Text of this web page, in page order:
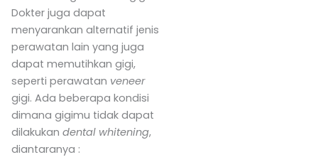
Dokter juga dapat
menyarankan alternatif jenis
perawatan lain yang juga
dapat memutihkan gigi,
seperti perawatan veneer
gigi. Ada beberapa kondisi
dimana gigimu tidak dapat
dilakukan dental whitening,
diantaranya :